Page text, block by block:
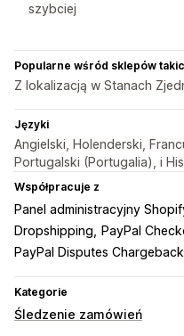
szybciej
Popularne wśród sklepów
Z lokalizacją w Stanach
Języki
Angielski, Holenderski,
Portugalski (Portugalia), i
Współpracuje z
Panel administracyjny
Dropshipping
PayPal
PayPal Disputes
Kategorie
Śledzenie zamówień